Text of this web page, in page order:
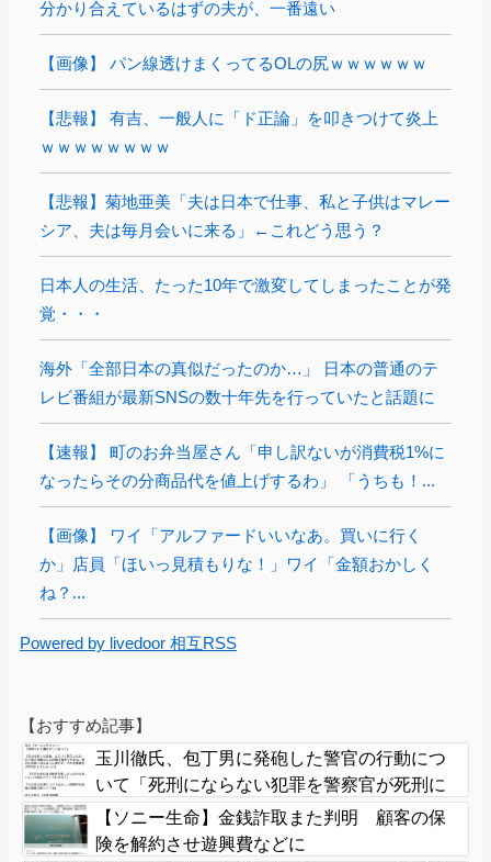
分かり合えているはずの夫が、一番遠い
【画像】 パン線透けまくってるOLの尻ｗｗｗｗｗｗ
【悲報】 有吉、一般人に「ド正論」を叩きつけて炎上
ｗｗｗｗｗｗｗｗ
【悲報】菊地亜美「夫は日本で仕事、私と子供はマレー
シア、夫は毎月会いに来る」←これどう思う？
日本人の生活、たった10年で激変してしまったことが発
覚・・・
海外「全部日本の真似だったのか…」 日本の普通のテ
レビ番組が最新SNSの数十年先を行っていたと話題に
【速報】 町のお弁当屋さん「申し訳ないが消費税1%に
なったらその分商品代を値上げするわ」 「うちも！...
【画像】 ワイ「アルファードいいなあ。買いに行く
か」店員「ほいっ見積もりな！」ワイ「金額おかしく
ね？...
Powered by livedoor 相互RSS
【おすすめ記事】
玉川徹氏、包丁男に発砲した警官の行動につ
いて「死刑にならない犯罪を警察官が死刑に
してしまった」
【ソニー生命】金銭詐取また判明 顧客の保
険を解約させ遊興費などに